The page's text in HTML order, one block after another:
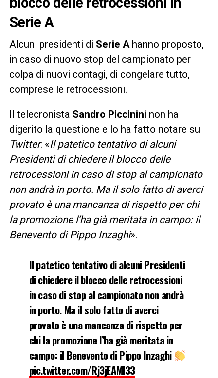
Serie A
Alcuni presidenti di Serie Ahanno proposto,
in caso di nuovo stop del campionato per
colpa di nuovi contagi, di congelare tutto,
comprese le retrocessioni.
Il telecronista Sandro Piccinini non ha
digerito la questione e lo ha fatto notare su
Twitter: «Il patetico tentativo di alcuni
Presidenti di chiedere il blocco delle
retrocessioni in caso di stop al campionato
non andrà in porto. Ma il solo fatto di averci
provato è una mancanza di rispetto per chi
la promozione l’ha già meritata in campo: il
Benevento di Pippo Inzaghi».
Il patetico tentativo di alcuni Presidenti
di chiedere il blocco delle retrocessioni
in caso di stop al campionato non andrà
in porto. Ma il solo fatto di averci
provato è una mancanza di rispetto per
chi la promozione l’ha già meritata in
campo: il Benevento di Pippo Inzaghi
pic.twitter.com/Rj3jEAMl33